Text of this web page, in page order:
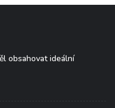
obsahovat ideální